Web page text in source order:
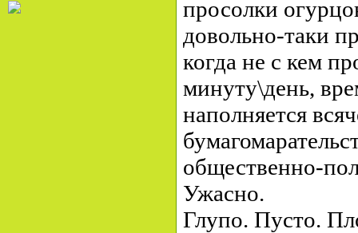
просолки
довольно-таки
когда не с кем
минуту\день,
наполняется
общественно-
Ужасно.
Глупо. Пусто.